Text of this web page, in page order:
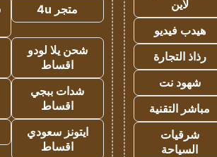
لاين
هيدب فيديو
رذاذ التجارة
شهود نت
مباشر التقنية
شرقيات
السياحة
متجر 4u
شحن يلا لودو
اقساط
شدات ببجي
اقساط
ايتونز سعودي
اقساط